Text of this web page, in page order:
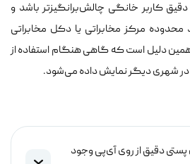
کاربر خانگی چالش‌برانگیزتر باشد و
محدوده مرکز مخابراتی یا دکل مخابراتی
دلیل است که گاهی هنگام استفاده از
در شهری دیگر نمایش داده می‌شود.
پستی دقیق از روی آی‌پی وجود